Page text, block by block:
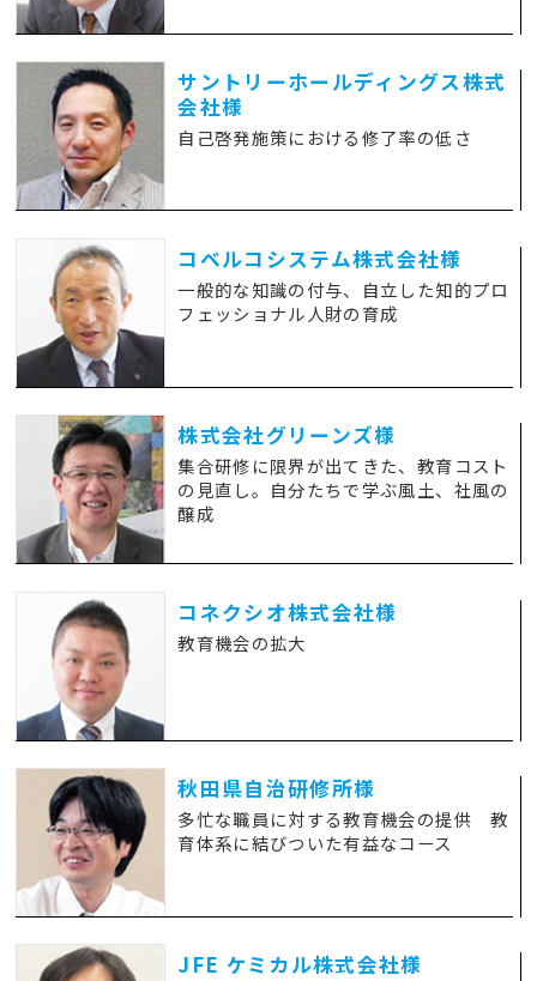
サントリーホールディングス株式
会社様
自己啓発施策における修了率の低さ
コベルコシステム株式会社様
一般的な知識の付与、自立した知的プロ
フェッショナル人財の育成
株式会社グリーンズ様
集合研修に限界が出てきた、教育コスト
の見直し。自分たちで学ぶ風土、社風の
醸成
コネクシオ株式会社様
教育機会の拡大
秋田県自治研修所様
多忙な職員に対する教育機会の提供 教
育体系に結びついた有益なコース
JFE ケミカル株式会社様